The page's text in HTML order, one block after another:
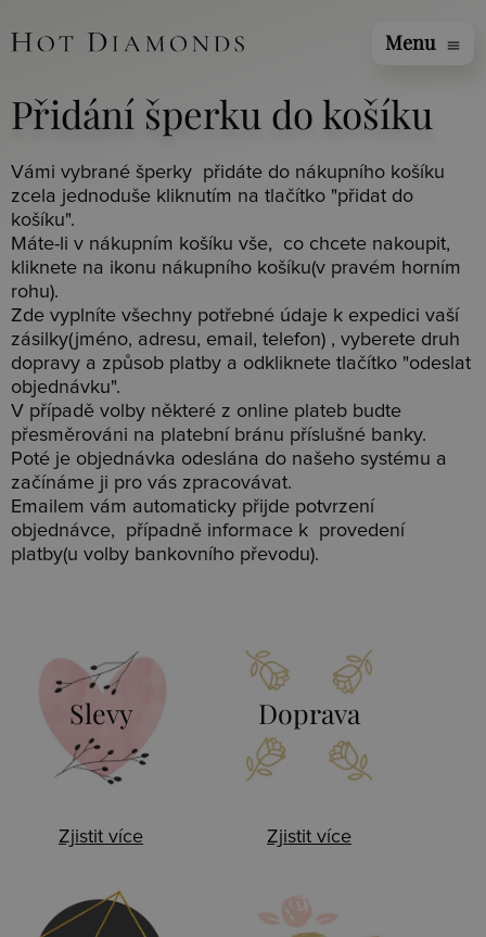
Menu menu
Přidání šperku do košíku
Vámi vybrané šperky přidáte do nákupního košíku
zcela jednoduše kliknutím na tlačítko "přidat do
košíku".
Máte-li v nákupním košíku vše, co chcete nakoupit,
kliknete na ikonu nákupního košíku(v pravém horním
rohu).
Zde vyplníte všechny potřebné údaje k expedici vaší
zásilky(jméno, adresu, email, telefon) , vyberete druh
dopravy a způsob platby a odkliknete tlačítko "odeslat
objednávku".
V případě volby některé z online plateb budte
přesměrováni na platební bránu příslušné banky.
Poté je objednávka odeslána do našeho systému a
začínáme ji pro vás zpracovávat.
Emailem vám automaticky přijde potvrzení
objednávce, případně informace k provedení
platby(u volby bankovního převodu).
Slevy
Zjistit více
Doprava
Zjistit více